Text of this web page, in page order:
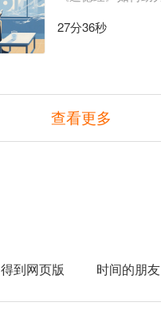
27分36秒
查看更多
得到网页版 时间的朋友